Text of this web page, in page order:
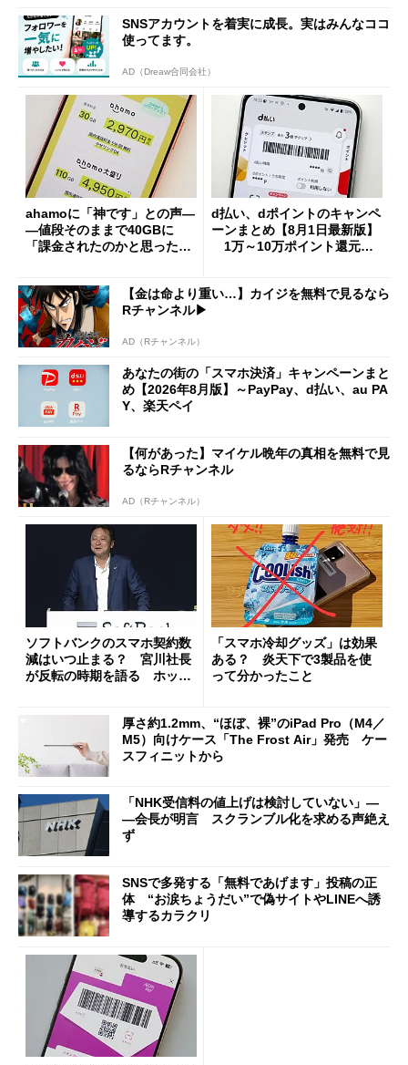
SNSアカウントを着実に成長。実はみんなココ
使ってます。
AD（Dreaw合同会社）
ahamoに「神です」との声―
―値段そのままで40GBに
「課金されたのかと思った」
d払い、dポイントのキャンペ
ーンまとめ【8月1日最新版】
1万～10万ポイント還元の
【金は命より重い…】カイジを無料で見るなら
Rチャンネル▶︎
AD（Rチャンネル）
あなたの街の「スマホ決済」キャンペーンまと
め【2026年8月版】～PayPay、d払い、au PA
Y、楽天ペイ
【何があった】マイケル晩年の真相を無料で見
るならRチャンネル
AD（Rチャンネル）
ソフトバンクのスマホ契約数
減はいつ止まる？ 宮川社長
が反転の時期を語る ホッピ
「スマホ冷却グッズ」は効果
ある？ 炎天下で3製品を使
って分かったこと
厚さ約1.2mm、“ほぼ、裸”のiPad Pro（M4／
M5）向けケース「The Frost Air」発売 ケー
スフィニットから
「NHK受信料の値上げは検討していない」―
―会長が明言 スクランブル化を求める声絶え
ず
SNSで多発する「無料であげます」投稿の正
体 “お涙ちょうだい”で偽サイトやLINEへ誘
導するカラクリ